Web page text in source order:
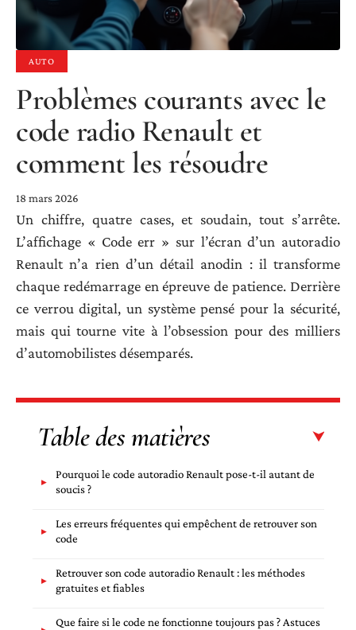
AUTO
Problèmes courants avec le
code radio Renault et
comment les résoudre
18 mars 2026
Un chiffre, quatre cases, et soudain, tout s’arrête.
L’affichage « Code err » sur l’écran d’un autoradio
Renault n’a rien d’un détail anodin : il transforme
chaque redémarrage en épreuve de patience. Derrière
ce verrou digital, un système pensé pour la sécurité,
mais qui tourne vite à l’obsession pour des milliers
d’automobilistes désemparés.
Table des matières
Pourquoi le code autoradio Renault pose-t-il autant de
soucis ?
Les erreurs fréquentes qui empêchent de retrouver son
code
Retrouver son code autoradio Renault : les méthodes
gratuites et fiables
Que faire si le code ne fonctionne toujours pas ? Astuces